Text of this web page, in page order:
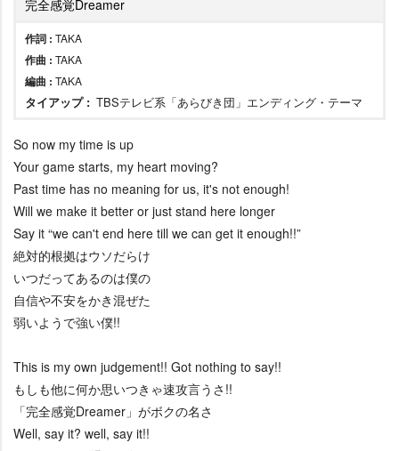
完全感覚Dreamer
作詞 : TAKA
作曲 : TAKA
編曲 : TAKA
タイアップ : TBSテレビ系「あらびき団」エンディング・テーマ
So now my time is up
Your game starts, my heart moving?
Past time has no meaning for us, it's not enough!
Will we make it better or just stand here longer
Say it “we can't end here till we can get it enough!!”
絶対的根拠はウソだらけ
いつだってあるのは僕の
自信や不安をかき混ぜた
弱いようで強い僕!!
This is my own judgement!! Got nothing to say!!
もしも他に何か思いつきゃ速攻言うさ!!
「完全感覚Dreamer」がボクの名さ
Well, say it? well, say it!!